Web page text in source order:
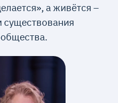
а живётся –
существования